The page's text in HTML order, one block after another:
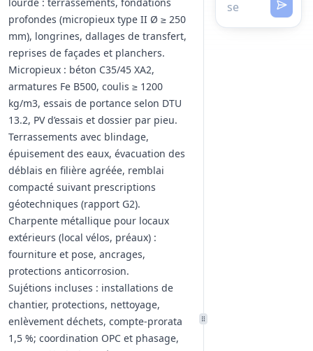
profondes (micropieux type II Ø ≥ 250
mm), longrines, dallages de transfert,
reprises de façades et planchers.
Micropieux : béton C35/45 XA2,
armatures Fe B500, coulis ≥ 1200
kg/m3, essais de portance selon DTU
13.2, PV d’essais et dossier par pieu.
Terrassements avec blindage,
épuisement des eaux, évacuation des
déblais en filière agréée, remblai
compacté suivant prescriptions
géotechniques (rapport G2).
Charpente métallique pour locaux
extérieurs (local vélos, préaux) :
fourniture et pose, ancrages,
protections anticorrosion.
Sujétions incluses : installations de
chantier, protections, nettoyage,
enlèvement déchets, compte‑prorata
1,5 %; coordination OPC et phasage,